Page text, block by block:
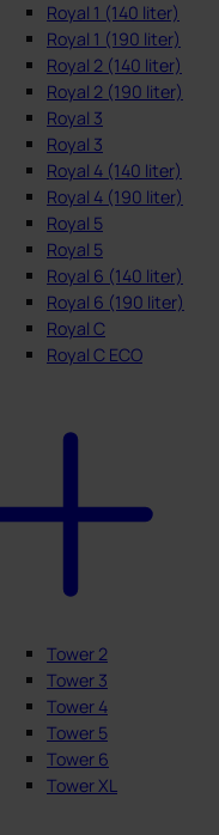
Royal 1 (140 liter)
Royal 1 (190 liter)
Royal 2 (140 liter)
Royal 2 (190 liter)
Royal 3
Royal 3
Royal 4 (140 liter)
Royal 4 (190 liter)
Royal 5
Royal 5
Royal 6 (140 liter)
Royal 6 (190 liter)
Royal C
Royal C ECO
Tower 2
Tower 3
Tower 4
Tower 5
Tower 6
Tower XL